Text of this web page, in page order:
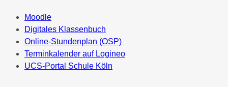
Moodle
Digitales Klassenbuch
Online-Stundenplan (OSP)
Terminkalender auf Logineo
UCS-Portal Schule Köln